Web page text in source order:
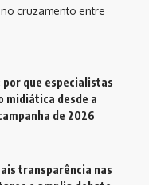
cruzamento entre
que especialistas
midiática desde a
de 2026
transparência nas